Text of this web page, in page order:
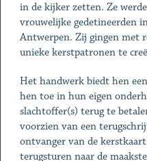
in de kijker zetten. Ze
vrouwelijke gedetineerden
Antwerpen. Zij gingen met
unieke kerstpatronen te
Het handwerk biedt hen
hen toe in hun eigen
slachtoffer(s) terug te
voorzien van een
ontvanger van de
terugsturen naar de